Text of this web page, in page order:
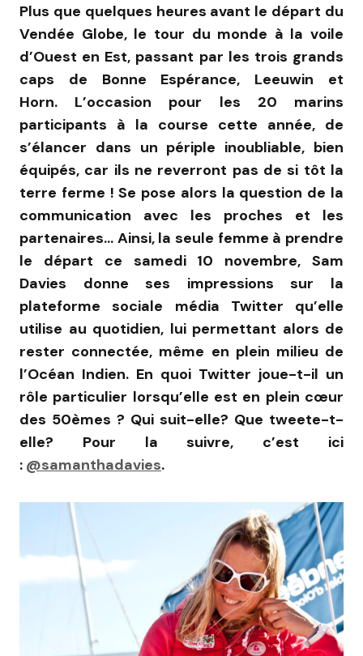
Plus que quelques heures avant le départ du
Vendée Globe, le tour du monde à la voile
d’Ouest en Est, passant par les trois grands
caps de Bonne Espérance, Leeuwin et
Horn. L’occasion pour les 20 marins
participants à la course cette année, de
s’élancer dans un périple inoubliable, bien
équipés, car ils ne reverront pas de si tôt la
terre ferme ! Se pose alors la question de la
communication avec les proches et les
partenaires… Ainsi, la seule femme à prendre
le départ ce samedi 10 novembre, Sam
Davies donne ses impressions sur la
plateforme sociale média Twitter qu’elle
utilise au quotidien, lui permettant alors de
rester connectée, même en plein milieu de
l’Océan Indien. En quoi Twitter joue-t-il un
rôle particulier lorsqu’elle est en plein cœur
des 50èmes ? Qui suit-elle? Que tweete-t-
elle? Pour la suivre, c’est ici
: @samanthadavies.